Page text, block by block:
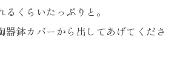
くらいたっぷりと。
鉢カバーから出してあげてくださ